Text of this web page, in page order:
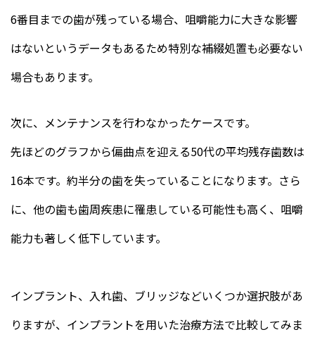
6番目までの歯が残っている場合、咀嚼能力に大きな影響
はないというデータもあるため特別な補綴処置も必要ない
場合もあります。
次に、メンテナンスを行わなかったケースです。
先ほどのグラフから偏曲点を迎える50代の平均残存歯数は
16本です。約半分の歯を失っていることになります。さら
に、他の歯も歯周疾患に罹患している可能性も高く、咀嚼
能力も著しく低下しています。
インプラント、入れ歯、ブリッジなどいくつか選択肢があ
りますが、インプラントを用いた治療方法で比較してみま